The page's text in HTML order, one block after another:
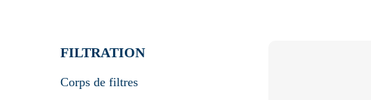
FILTRATION
Corps de filtres